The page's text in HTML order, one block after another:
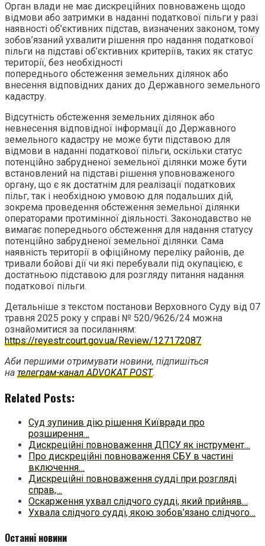
Орган влади не має дискреційних повноважень щодо
відмови або затримки в наданні податкової пільги у разі
наявності об’єктивних підстав, визначених законом, тому
зобов’язаний ухвалити рішення про надання податкової
пільги на підставі об’єктивних критеріїв, таких як статус
території, без необхідності
попереднього обстеження земельних ділянок або
внесення відповідних даних до Державного земельного
кадастру.
Відсутність обстеження земельних ділянок або
невнесення відповідної інформації до Державного
земельного кадастру не може бути підставою для
відмови в наданні податкової пільги, оскільки статус
потенційно забрудненої земельної ділянки може бути
встановлений на підставі рішення уповноваженого
органу, що є як достатнім для реалізації податкових
пільг, так і необхідною умовою для подальших дій,
зокрема проведення обстеження земельної ділянки
операторами протимінної діяльності. Законодавство не
вимагає попереднього обстеження для надання статусу
потенційно забрудненої земельної ділянки. Сама
наявність території в офіційному переліку районів, де
тривали бойові дії чи які перебували під окупацією, є
достатньою підставою для розгляду питання надання
податкової пільги.
Детальніше з текстом постанови Верховного Суду від 07
травня 2025 року у справі № 520/9626/24 можна
ознайомитися за посиланням:
https://reyestr.court.gov.ua/Review/127172087
Аби першими отримувати новини, підпишіться
на телеграм-канал ADVOKAT POST.
Related Posts:
Суд зупинив дію рішення Київради про
розширення…
Дискреційні повноваження ДПСУ як інструмент…
Про дискреційні повноваження СБУ в частині
включення…
Дискреційні повноваження судді при розгляді
справ,…
Оскарження ухвал слідчого судді, який прийняв…
Ухвала слідчого судді, якою зобов’язано слідчого…
Останні новини